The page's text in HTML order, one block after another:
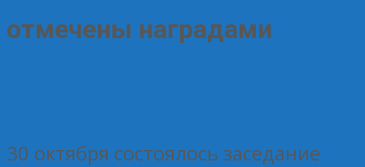
отмечены наградами
30 октября состоялось заседание